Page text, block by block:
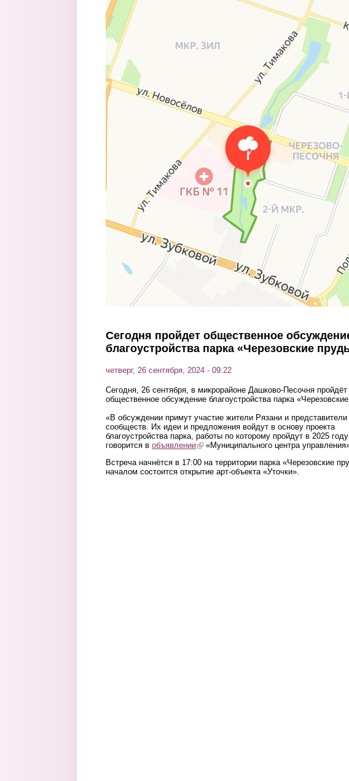
Перейти к основному содержанию
Сегодня пройдет общественное
благоустройства парка «Черезовские
четверг, 26 сентября, 2024 - 09:22
Сегодня, 26 сентября, в микрорайоне Дашково-Песочня пройдёт
общественное обсуждение благоустройства парка
«В обсуждении примут участие жители Рязани и представители
сообществ. Их идеи и предложения войдут в основу проекта
благоустройства парка, работы по которому пройдут в 2025
говорится в объявлении(link is external)
«Муниципального центра
Встреча начнётся в 17:00 на территории парка «Черезовские
началом состоится открытие арт-объекта «Уточки».